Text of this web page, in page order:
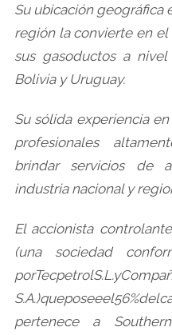
Su ubicación geográfica
región la convierte en
sus gasoductos a
Bolivia y Uruguay.
Su sólida experiencia
profesionales
brindar servicios de
industria nacional y
El accionista
(una sociedad
pertenece a